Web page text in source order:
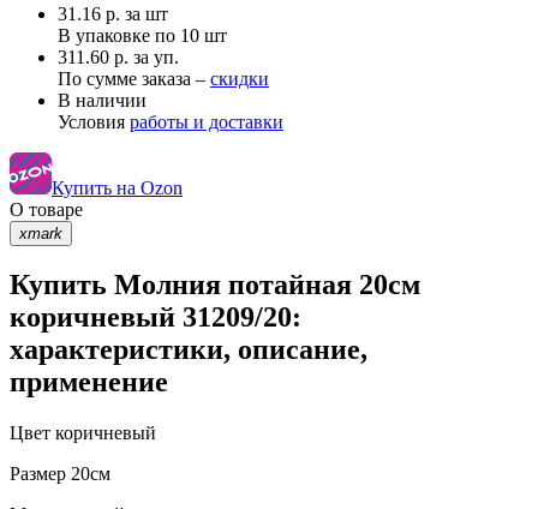
31.16 р. за шт
В упаковке по 10 шт
311.60 р. за уп.
По сумме заказа – скидки
В наличии
Условия работы и доставки
Купить на Ozon
О товаре
xmark
Купить Молния потайная 20см
коричневый 31209/20:
характеристики, описание,
применение
Цвет коричневый
Размер 20см